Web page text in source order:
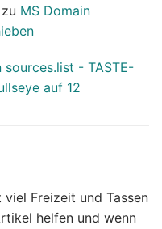
zu MS Domain
- TASTE-
auf 12
Freizeit und Tassen
helfen und wenn